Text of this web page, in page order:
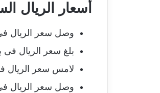
أسعار الريال
وصل سعر الريال فى البنك الأهلى
بلغ سعر الريال فى بنك مصر 12.56 جنيه
لامس سعر الريال في بنك القاهرة
وصل سعر الريال في بنك أبو ظبي